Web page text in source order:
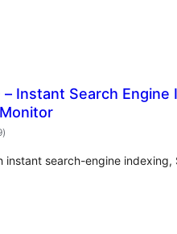
– Instant Search Engine
vērtējumu
kopsumma
)
instant search-engine indexing,